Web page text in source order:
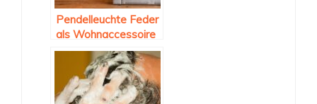
Pendelleuchte Feder
als Wohnaccessoire